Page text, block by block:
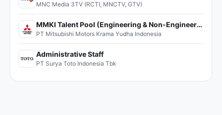
MNC Media 3TV (RCTI, MNCTV, GTV)
MMKI Talent Pool (Engineering & Non-Engineering)
PT Mitsubishi Motors Krama Yudha Indonesia
Administrative Staff
PT Surya Toto Indonesia Tbk